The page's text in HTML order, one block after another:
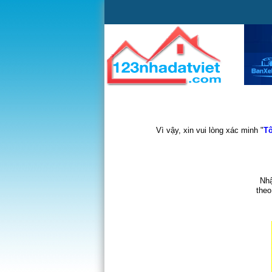
Vì vậy, xin vui lòng xác minh "